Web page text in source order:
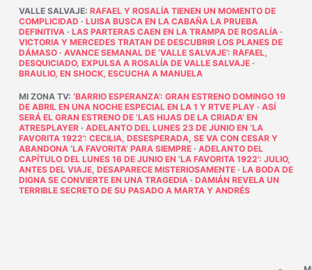
VALLE SALVAJE: RAFAEL Y ROSALÍA TIENEN UN MOMENTO DE
COMPLICIDAD · LUISA BUSCA EN LA CABAÑA LA PRUEBA
DEFINITIVA· LAS PARTERAS CAEN EN LA TRAMPA DE ROSALÍA·
VICTORIA Y MERCEDES TRATAN DE DESCUBRIR LOS PLANES DE
DÁMASO· AVANCE SEMANAL DE ‘VALLE SALVAJE’: RAFAEL,
DESQUICIADO, EXPULSA A ROSALÍA DE VALLE SALVAJE·
BRAULIO, EN SHOCK, ESCUCHA A MANUELA
MI ZONA TV: ‘BARRIO ESPERANZA’: GRAN ESTRENO DOMINGO 19
DE ABRIL EN UNA NOCHE ESPECIAL EN LA 1 Y RTVE PLAY· ASÍ
SERÁ EL GRAN ESTRENO DE ‘LAS HIJAS DE LA CRIADA’ EN
ATRESPLAYER· ADELANTO DEL LUNES 23 DE JUNIO EN ‘LA
FAVORITA 1922’: CECILIA, DESESPERADA, SE VA CON CESAR Y
ABANDONA ‘LA FAVORITA’ PARA SIEMPRE· ADELANTO DEL
CAPÍTULO DEL LUNES 16 DE JUNIO EN ‘LA FAVORITA 1922’: JULIO,
ANTES DEL VIAJE, DESAPARECE MISTERIOSAMENTE· LA BODA DE
DIGNA SE CONVIERTE EN UNA TRAGEDIA· DAMIÁN REVELA UN
TERRIBLE SECRETO DE SU PASADO A MARTA Y ANDRÉS